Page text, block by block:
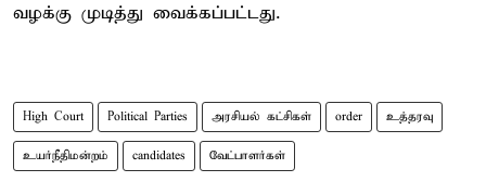
வழக்கு முடித்து வைக்கப்பட்டது.
High Court Political Parties அரசியல் கட்சிகள் order உத்தரவு
உயர்நீதிமன்றம் candidates வேட்பாளர்கள்